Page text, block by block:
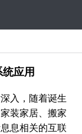
应用
入，随着诞生
装家居、搬家
息相关的互联